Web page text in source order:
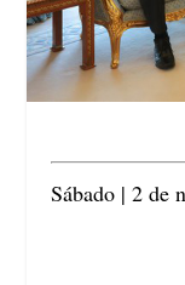
Sábado | 2 de